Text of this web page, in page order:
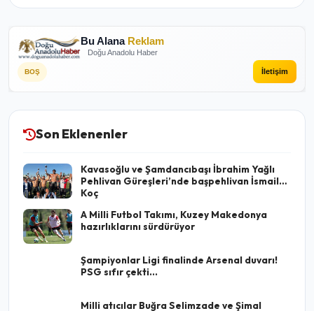
Bu Alana Reklam
Doğu Anadolu Haber
BOŞ İletişim
Son Eklenenler
Kavasoğlu ve Şamdancıbaşı İbrahim Yağlı
Pehlivan Güreşleri’nde başpehlivan İsmail
Koç
A Milli Futbol Takımı, Kuzey Makedonya
hazırlıklarını sürdürüyor
Şampiyonlar Ligi finalinde Arsenal duvarı!
PSG sıfır çekti...
Milli atıcılar Buğra Selimzade ve Şimal